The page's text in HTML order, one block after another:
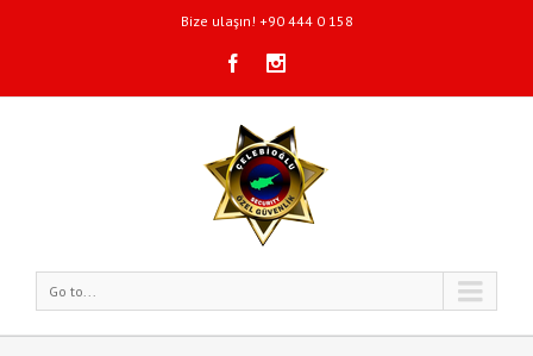
Bize ulaşın! +90 444 0 158
Go to...